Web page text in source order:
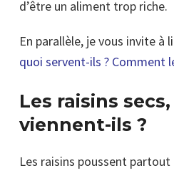
d’être un aliment trop riche.
En parallèle, je vous invite à
quoi servent-ils ? Comment
Les raisins secs,
viennent-ils ?
Les raisins poussent